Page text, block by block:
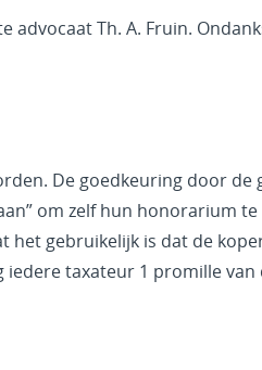
advocaat Th. A. Fruin.
De goedkeuring door de
om zelf hun honorarium
het gebruikelijk is dat de
taxateur 1 promille van